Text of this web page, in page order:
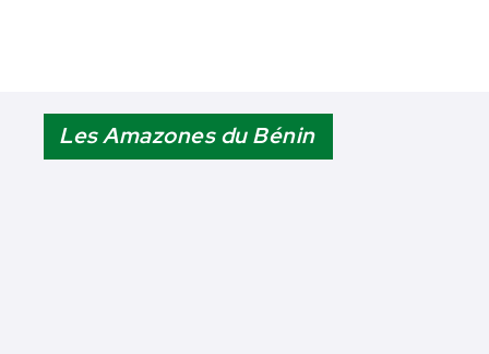
Les Amazones du Bénin